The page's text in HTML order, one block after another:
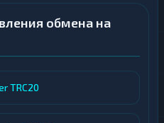
обмена на
TRC20